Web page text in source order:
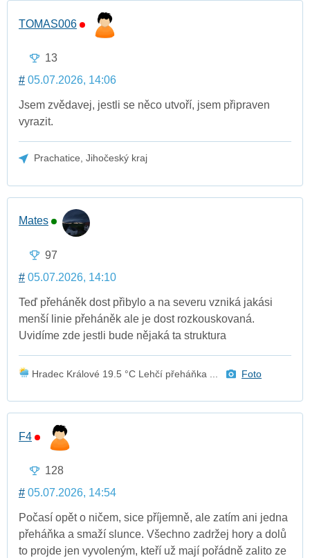
TOMAS006
13
# 05.07.2026, 14:06
Jsem zvědavej, jestli se něco utvoří, jsem připraven
vyrazit.
Prachatice, Jihočeský kraj
Mates
97
# 05.07.2026, 14:10
Teď přeháněk dost přibylo a na severu vzniká jakási
menší linie přeháněk ale je dost rozkouskovaná.
Uvidíme zde jestli bude nějaká ta struktura
Hradec Králové 19.5 °C Lehčí přeháňka ... Foto
F4
128
# 05.07.2026, 14:54
Počasí opět o ničem, sice příjemně, ale zatím ani jedna
přeháňka a smaží slunce. Všechno zadržej hory a dolů
to projde jen vyvoleným, kteří už mají pořádně zalito ze